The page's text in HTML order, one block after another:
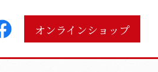
オンラインショップ